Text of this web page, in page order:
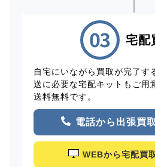
宅配
自宅にいながら買取が完了す
送に必要な宅配キットもご用
送料無料です。
電話から出張買
WEBから宅配買